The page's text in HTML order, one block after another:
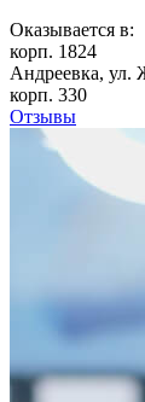
Оказывается в:
корп. 1824
Андреевка, ул.
корп. 330
Отзывы